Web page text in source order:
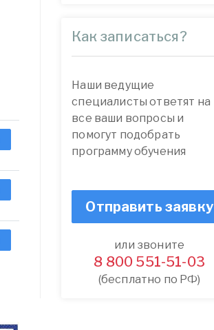
Как записаться?
Наши ведущие
специалисты ответят на
все ваши вопросы и
помогут подобрать
программу обучения
Отправить заявку
или звоните
8 800 551-51-03
(бесплатно по РФ)